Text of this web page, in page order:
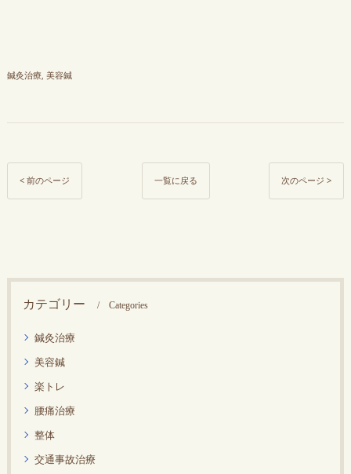
鍼灸治療 美容鍼
< 前のページ 一覧に戻る 次のページ >
カテゴリー Categories
鍼灸治療
美容鍼
楽トレ
腰痛治療
整体
交通事故治療